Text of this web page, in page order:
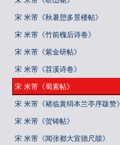
宋 米芾《秋暑憩多景楼帖》
宋 米芾《竹前槐后诗卷》
宋 米芾《紫金研帖》
宋 米芾《苕溪诗卷》
宋 米芾《蜀素帖》
宋 米芾《褚临黄绢本兰亭序跋赞》
宋 米芾《贺铸帖》
宋 米芾《闻张都大宣德尺牍》